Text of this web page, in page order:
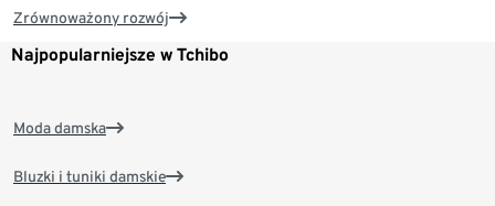
Zrównoważony rozwój
Najpopularniejsze w Tchibo
Moda damska
Bluzki i tuniki damskie